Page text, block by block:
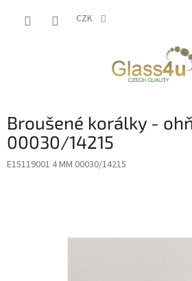
CZK
Broušené korálky -
00030/14215
E15119001 4 MM 00030/14215